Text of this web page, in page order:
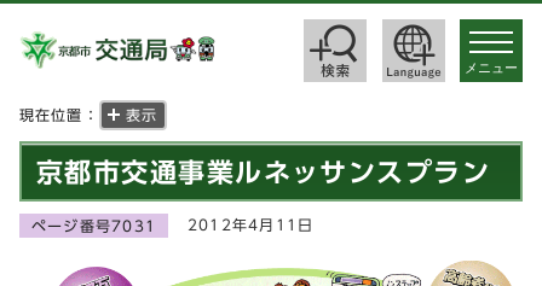
toggle
メニュー
現在位置： 表示
京都市交通事業ルネッサンスプラン
ページ番号7031 2012年4月11日